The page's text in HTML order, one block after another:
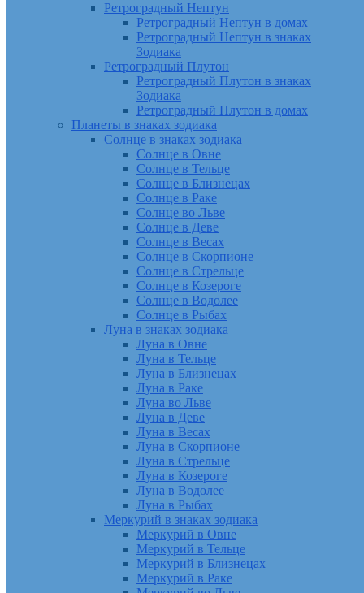
Ретроградный Нептун
Ретроградный Нептун в домах
Ретроградный Нептун в знаках
Зодиака
Ретроградный Плутон
Ретроградный Плутон в знаках
Зодиака
Ретроградный Плутон в домах
Планеты в знаках зодиака
Солнце в знаках зодиака
Солнце в Овне
Солнце в Тельце
Солнце в Близнецах
Солнце в Раке
Солнце во Льве
Солнце в Деве
Солнце в Весах
Солнце в Скорпионе
Солнце в Стрельце
Солнце в Козероге
Солнце в Водолее
Солнце в Рыбах
Луна в знаках зодиака
Луна в Овне
Луна в Тельце
Луна в Близнецах
Луна в Раке
Луна во Льве
Луна в Деве
Луна в Весах
Луна в Скорпионе
Луна в Стрельце
Луна в Козероге
Луна в Водолее
Луна в Рыбах
Меркурий в знаках зодиака
Меркурий в Овне
Меркурий в Тельце
Меркурий в Близнецах
Меркурий в Раке